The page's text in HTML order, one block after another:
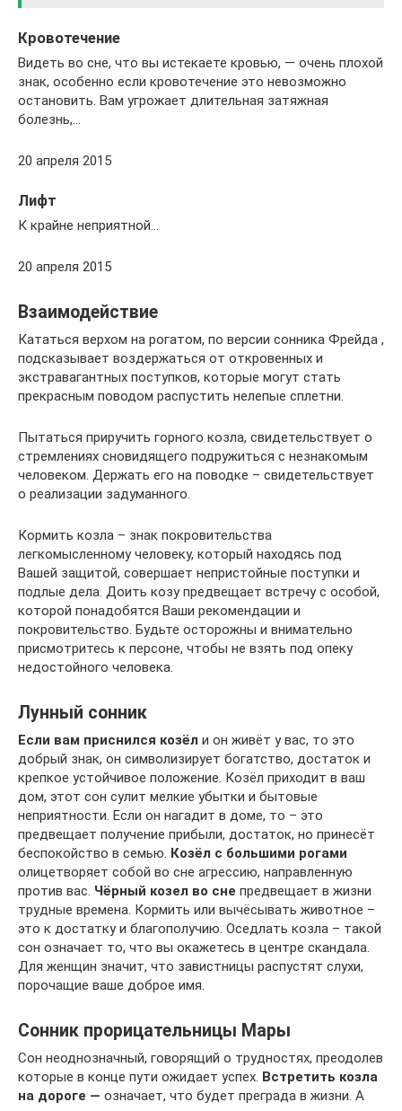
Кровотечение
Видеть во сне, что вы истекаете кровью, — очень плохой
знак, особенно если кровотечение это невозможно
остановить. Вам угрожает длительная затяжная
болезнь,…
20 апреля 2015
Лифт
К крайне неприятной…
20 апреля 2015
Взаимодействие
Кататься верхом на рогатом, по версии сонника Фрейда ,
подсказывает воздержаться от откровенных и
экстравагантных поступков, которые могут стать
прекрасным поводом распустить нелепые сплетни.
Пытаться приручить горного козла, свидетельствует о
стремлениях сновидящего подружиться с незнакомым
человеком. Держать его на поводке – свидетельствует
о реализации задуманного.
Кормить козла – знак покровительства
легкомысленному человеку, который находясь под
Вашей защитой, совершает непристойные поступки и
подлые дела. Доить козу предвещает встречу с особой,
которой понадобятся Ваши рекомендации и
покровительство. Будьте осторожны и внимательно
присмотритесь к персоне, чтобы не взять под опеку
недостойного человека.
Лунный сонник
Если вам приснился козёл и он живёт у вас, то это
добрый знак, он символизирует богатство, достаток и
крепкое устойчивое положение. Козёл приходит в ваш
дом, этот сон сулит мелкие убытки и бытовые
неприятности. Если он нагадит в доме, то – это
предвещает получение прибыли, достаток, но принесёт
беспокойство в семью. Козёл с большими рогами
олицетворяет собой во сне агрессию, направленную
против вас. Чёрный козел во сне предвещает в жизни
трудные времена. Кормить или вычёсывать животное –
это к достатку и благополучию. Оседлать козла – такой
сон означает то, что вы окажетесь в центре скандала.
Для женщин значит, что завистницы распустят слухи,
порочащие ваше доброе имя.
Сонник прорицательницы Мары
Сон неоднозначный, говорящий о трудностях, преодолев
которые в конце пути ожидает успех. Встретить козла
на дороге — означает, что будет преграда в жизни. А